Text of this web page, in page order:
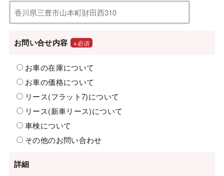
お問い合せ内容 ※必須
お車の在庫について
お車の価格について
リース(フラット7)について
リース(新車リース)について
車検について
その他のお問い合わせ
詳細